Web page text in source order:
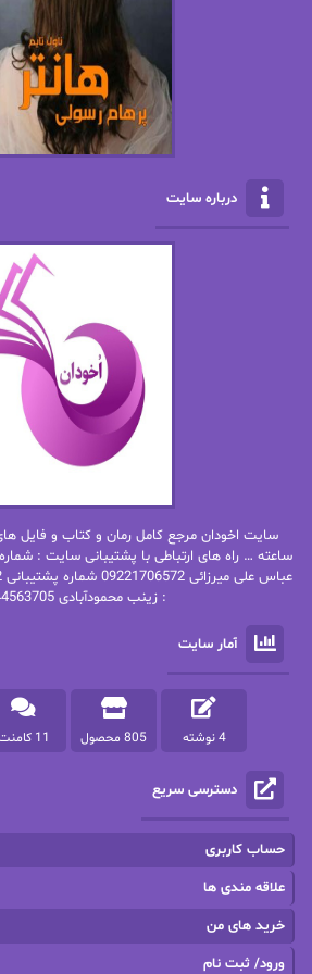
الف صاد
الکساندر
الناز پاکپور‌
الناز محمدی
امیر فرهی
باران
بهار سلطانی
بهاره
بهاره.م
بیتا فرخی
پاتریشیا ویلسون پرتو
پرستو
پرستو مهاجر
پرهام
پروانه قدیمی پروانه
پریسا شکور(طوفان خاموش)
پنلوپه وارد
تاران
درباره سایت
ساعته … راه های ارتباطی با پشتیبانی سایت :
: زینب محمودآبادی 09944563705
آمار سایت
4 نوشته 805 محصول 11 کامنت
دسترسی سریع
حساب کاربری
علاقه مندی ها
خرید های من
ورود/ ثبت نام